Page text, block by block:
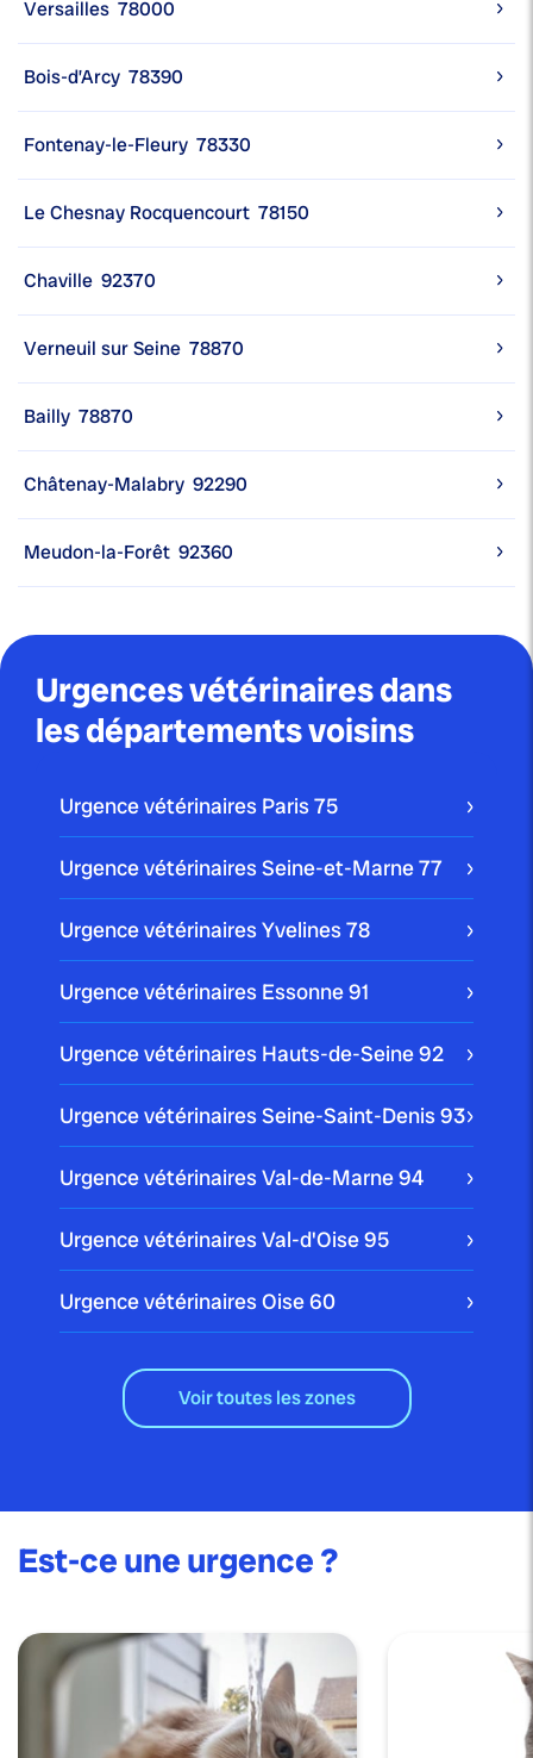
Versailles 78000
Bois-d’Arcy 78390
Fontenay-le-Fleury 78330
Le Chesnay Rocquencourt 78150
Chaville 92370
Verneuil sur Seine 78870
Bailly 78870
Châtenay-Malabry 92290
Meudon-la-Forêt 92360
Urgences vétérinaires dans
les départements voisins
Urgence vétérinaires Paris75
Urgence vétérinaires Seine-et-Marne77
Urgence vétérinaires Yvelines78
Urgence vétérinaires Essonne91
Urgence vétérinaires Hauts-de-Seine92
Urgence vétérinaires Seine-Saint-Denis93
Urgence vétérinaires Val-de-Marne94
Urgence vétérinaires Val-d'Oise95
Urgence vétérinaires Oise60
Voir toutes les zones
Est-ce une urgence ?